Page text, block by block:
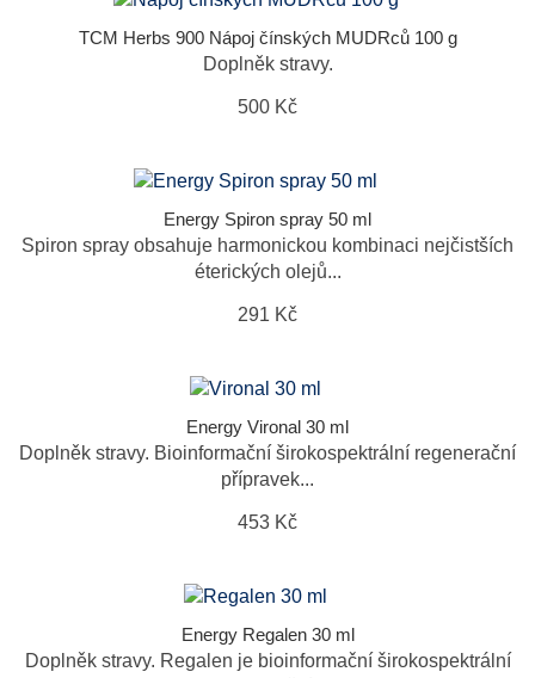
TCM Herbs 900 Nápoj čínských MUDRců 100 g
Doplněk stravy.
500 Kč
Energy Spiron spray 50 ml
Spiron spray obsahuje harmonickou kombinaci nejčistších
éterických olejů...
291 Kč
Energy Vironal 30 ml
Doplněk stravy. Bioinformační širokospektrální regenerační
přípravek...
453 Kč
Energy Regalen 30 ml
Doplněk stravy. Regalen je bioinformační širokospektrální